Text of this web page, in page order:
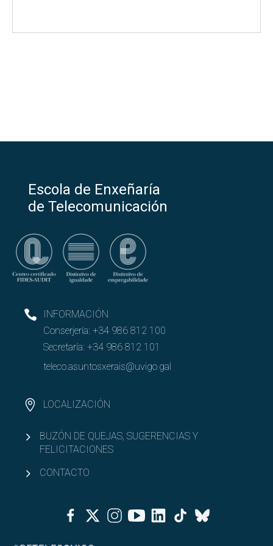
Escola de Enxeñaría
de Telecomunicación
INFORMACIÓN
Conserjería: +34 986 812 100
Secretaría: +34 986 812 101
teleco.asuntosxerais@uvigo.gal
LOCALIZACIÓN
BUZÓN DE QUEJAS, SUGERENCIAS Y
FELICITACIONES
CONTACTO
FacebookTwitterInstagramYoutubeLinkedinTiktok
Bluesky